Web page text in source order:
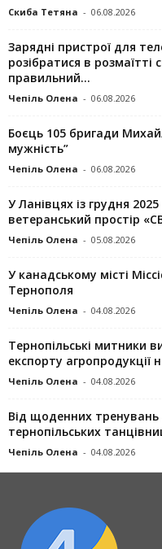
Скиба Тетяна - 06.08.2026
Зарядні пристрої для
розібратися в розмаїтті
правильний...
Чепіль Олена - 06.08.2026
Боєць 105 бригади
мужність”
Чепіль Олена - 06.08.2026
У Ланівцях із грудня
ветеранський простір
Чепіль Олена - 05.08.2026
У канадському місті
Тернополя
Чепіль Олена - 04.08.2026
Тернопільські митники
експорту агропродукції
Чепіль Олена - 04.08.2026
Від щоденних тренувань
тернопільських
Чепіль Олена - 04.08.2026